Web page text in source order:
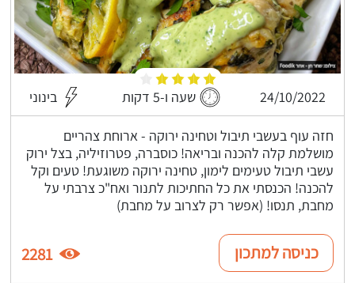
24/10/2022 שעה ו-5 דקות בינוני
חזה עוף בעשבי תיבול וטחינה ירוקה - ארוחת צהריים
מושלמת קלה להכנה ובריאה! כוסברה, פטרוזיליה, בצל ירוק
עשבי תיבול טעימים לימון, טחינה ירוקה משוגעת! טעים וקל
להכנה! הכנסתי את כל החתיכות לתנור ואח"כ צרבתי על
מחבת, תנסו! (אפשר רק לצרוב על מחבת)
כניסה למתכון 2281